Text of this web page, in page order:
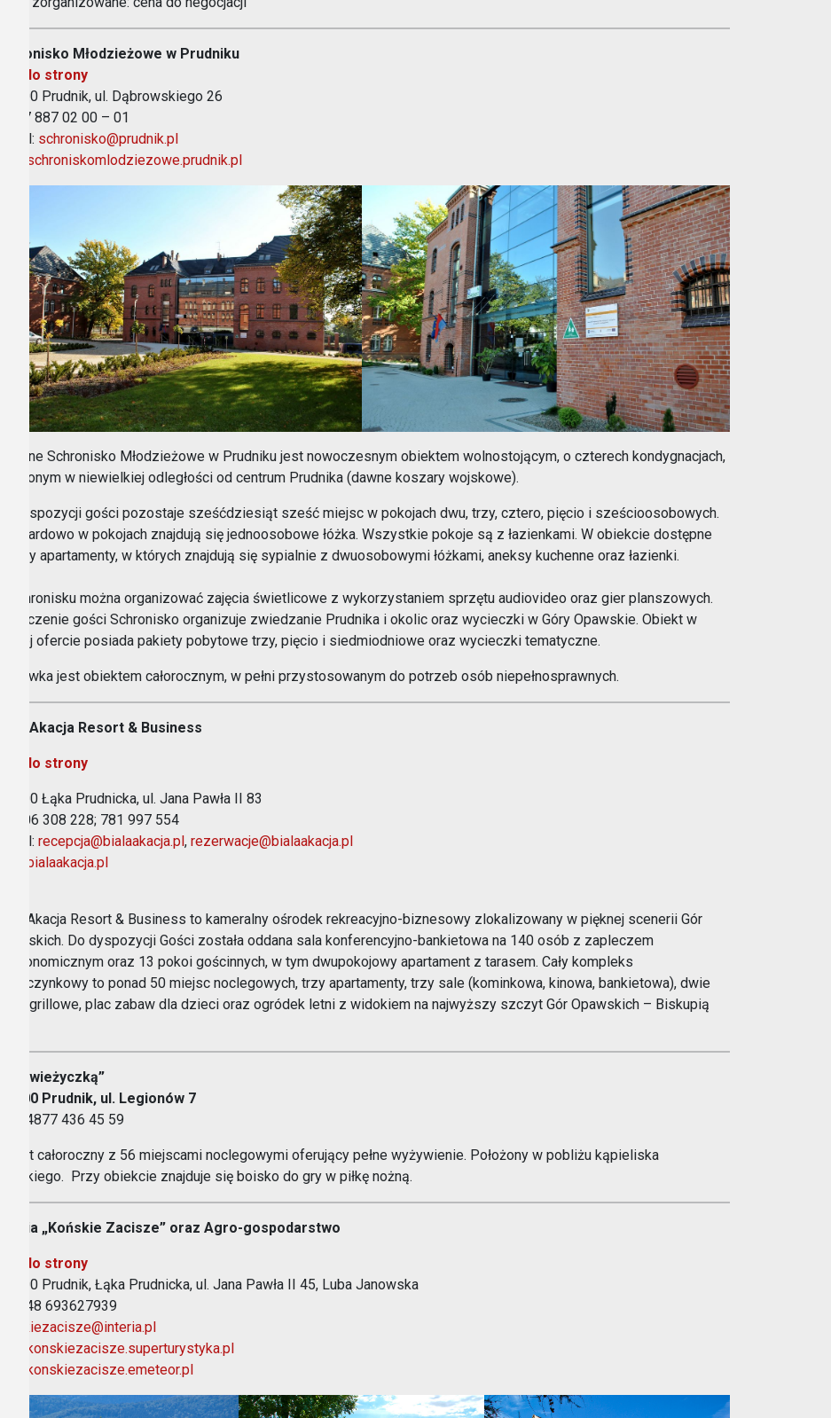
Schronisko Młodzieżowe w Prudniku
Link do strony
48-200 Prudnik, ul. Dąbrowskiego 26
tel. 77 887 02 00 – 01
e-mail: schronisko@prudnik.pl
www.schroniskomlodziezowe.prudnik.pl
Zdjęcie przedstawia 1.A.Ozimek Zdjęcie przedstawia A.Ozimek2
Szkolne Schronisko Młodzieżowe w Prudniku jest nowoczesnym obiektem wolnostojącym, o czterech kondygnacjach,
położonym w niewielkiej odległości od centrum Prudnika (dawne koszary wojskowe).
Do dyspozycji gości pozostaje sześćdziesiąt sześć miejsc w pokojach dwu, trzy, cztero, pięcio i sześcioosobowych.
Standardowo w pokojach znajdują się jednoosobowe łóżka. Wszystkie pokoje są z łazienkami. W obiekcie dostępne
są trzy apartamenty, w których znajdują się sypialnie z dwuosobowymi łóżkami, aneksy kuchenne oraz łazienki.
W schronisku można organizować zajęcia świetlicowe z wykorzystaniem sprzętu audiovideo oraz gier planszowych.
Na życzenie gości Schronisko organizuje zwiedzanie Prudnika i okolic oraz wycieczki w Góry Opawskie. Obiekt w
swojej ofercie posiada pakiety pobytowe trzy, pięcio i siedmiodniowe oraz wycieczki tematyczne.
Placówka jest obiektem całorocznym, w pełni przystosowanym do potrzeb osób niepełnosprawnych.
Biała Akacja Resort & Business
Link do strony
48-200 Łąka Prudnicka, ul. Jana Pawła II 83
tel. 606 308 228; 781 997 554
e-mail: recepcja@bialaakacja.pl, rezerwacje@bialaakacja.pl
www.bialaakacja.pl
Biała Akacja Resort & Business to kameralny ośrodek rekreacyjno-biznesowy zlokalizowany w pięknej scenerii Gór
Opawskich. Do dyspozycji Gości została oddana sala konferencyjno-bankietowa na 140 osób z zapleczem
gastronomicznym oraz 13 pokoi gościnnych, w tym dwupokojowy apartament z tarasem. Cały kompleks
wypoczynkowy to ponad 50 miejsc noclegowych, trzy apartamenty, trzy sale (kominkowa, kinowa, bankietowa), dwie
wiaty grillowe, plac zabaw dla dzieci oraz ogródek letni z widokiem na najwyższy szczyt Gór Opawskich – Biskupią
„Pod wieżyczką”
48-200 Prudnik, ul. Legionów 7
Tel. +4877 436 45 59
Obiekt całoroczny z 56 miejscami noclegowymi oferujący pełne wyżywienie. Położony w pobliżu kąpieliska
miejskiego. Przy obiekcie znajduje się boisko do gry w piłkę nożną.
Stajnia „Końskie Zacisze” oraz Agro-gospodarstwo
Link do strony
48-200 Prudnik, Łąka Prudnicka, ul. Jana Pawła II 45, Luba Janowska
Tel. +48 693627939
konskiezacisze@interia.pl
www.konskiezacisze.superturystyka.pl
www.konskiezacisze.emeteor.pl
Opieka nad zwierzętami bezdomnymi
ROZKŁAD JAZDY AUTOBUSÓW – KOMUNIKACJA
OBOWIĄZUJĄCA OD 01.05.2026 R.